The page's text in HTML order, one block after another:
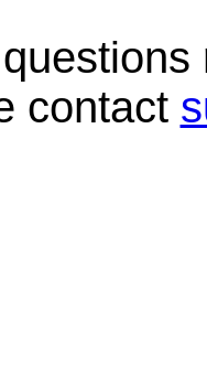
contact